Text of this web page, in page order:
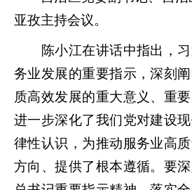
亚孜主持会议。
陈小江在讲话中指出，习
务业发展的重要指示，深刻
质高效发展的重大意义、重
进一步深化了我们党对建设
律性认识，为推动服务业高
方向、提供了根本遵循。要